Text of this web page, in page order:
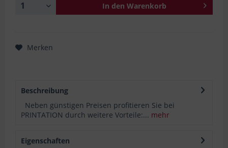
In den Warenkorb
Merken
Beschreibung
Neben günstigen Preisen profitieren Sie bei
PRINTATION durch weitere Vorteile:... mehr
Eigenschaften